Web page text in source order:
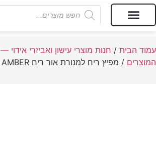
עמוד הבית / חנות מוצרי עישון ואביזרי אידוי — CannaHouse
המוצרים / מפיץ ריח למנורת אור ריח MOROCCAN AMBER